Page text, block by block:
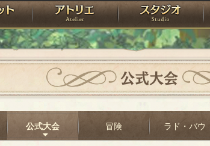
ローレット アトリエ
公式大会
公式大会 冒険 ラド・バウ